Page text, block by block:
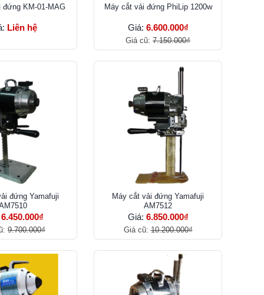
đứng KM-01-MAG
Liên hệ
Máy cắt vải đứng PhiLip 1200w
Giá: 6.600.000₫
Giá cũ: 7.150.000₫
đứng Yamafuji
6.450.000₫
9.700.000₫
Máy cắt vải đứng Yamafuji
AM7512
Giá: 6.850.000₫
Giá cũ:10.200.000₫